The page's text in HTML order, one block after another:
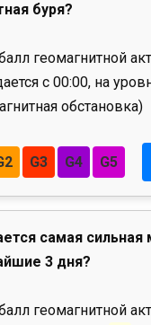
буря?
геомагнитной
с 00:00, на
обстановка)
G3 G4 G5
самая сильная
3 дня?
геомагнитной